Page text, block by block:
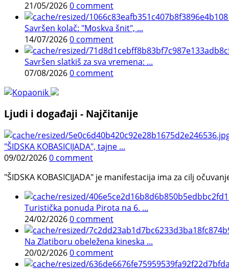
21/05/20260 comment
Savršen kolač: "Moskva šnit", ...
14/07/20260 comment
Savršen slatkiš za sva vremena: ...
07/08/20260 comment
Ljudi i događaji - Najčitanije
"ŠIDSKA KOBASICIJADA", tajne ...
09/02/20260 comment
"ŠIDSKA KOBASICIJADA" je manifestacija ima za cilj
Turistička ponuda Pirota na 6. ...
24/02/20260 comment
Na Zlatiboru obeležena kineska ...
20/02/20260 comment